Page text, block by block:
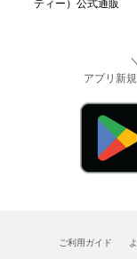
アプリ新
ご利用ガイド